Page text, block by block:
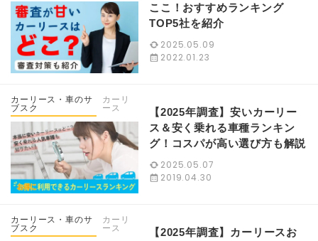
ここ！おすすめランキング
TOP5社を紹介
2025.05.09
2022.01.23
カーリース・車のサ
ブスク
カーリ
ース
【2025年調査】安いカーリー
ス＆安く乗れる車種ランキン
グ！コスパが高い選び方も解説
2025.05.07
2019.04.30
カーリース・車のサ
ブスク
カーリ
ース
【2025年調査】カーリースお